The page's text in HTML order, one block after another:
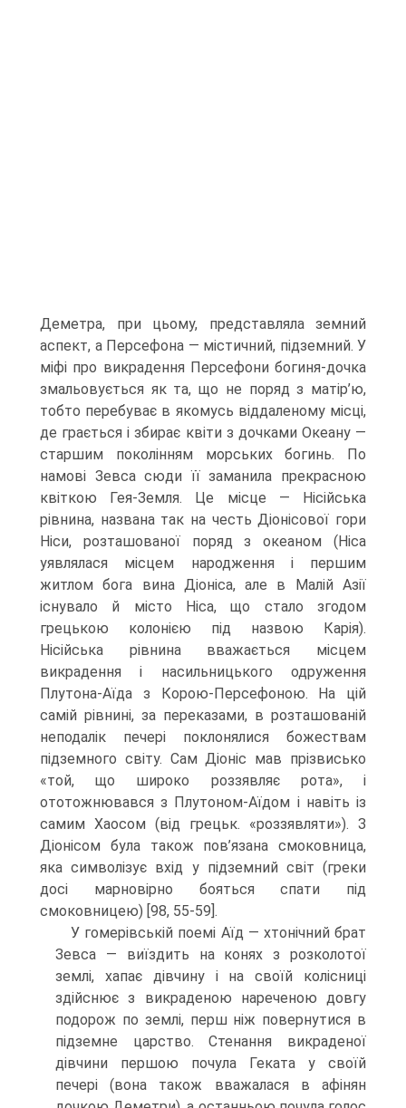
Деметра, при цьому, представляла земний
аспект, а Персефона — містичний, підземний. У
міфі про ви­крадення Персефони богиня-дочка
змальовується як та, що не поряд з матір’ю,
тобто перебуває в якомусь віддаленому місці,
де грається і збирає квіти з дочками Океану —
старшим поколінням морських богинь. По
намові Зевса сюди її замани­ла прекрасною
квіткою Гея-Земля. Це місце — Нісійська
рівнина, названа так на честь Діонісової гори
Ніси, розташованої поряд з океаном (Ніса
уявлялася міс­цем народження і першим
житлом бога вина Діоніса, але в Малій Азії
існувало й місто Ніса, що стало згодом
грецькою колонією під назвою Карія).
Нісійська рівнина вважається місцем
викрадення і насильницького одруження
Плутона-Аїда з Корою-Персефоною. На цій
самій рівнині, за переказами, в розташованій
непо­далік печері поклонялися божествам
підземного світу. Сам Діоніс мав прізвисько
«той, що широко роззявляє рота», і
ототожнювався з Плутоном-Аїдом і навіть із
са­мим Хаосом (від грецьк. «роззявляти»). З
Діонісом була також пов’язана смоковни­ца,
яка символізує вхід у підземний світ (греки
досі марновірно бояться спати під
смоковницею) [98, 55-59].
У гомерівській поемі Аїд — хтонічний брат
Зевса — виїздить на конях з розко­лотої
землі, хапає дівчину і на своїй колісниці
здійснює з викраденою нареченою довгу
подорож по землі, перш ніж повернутися в
підземне царство. Стенання ви­краденої
дівчини першою почула Геката у своїй
печері (вона також вважалася в афінян